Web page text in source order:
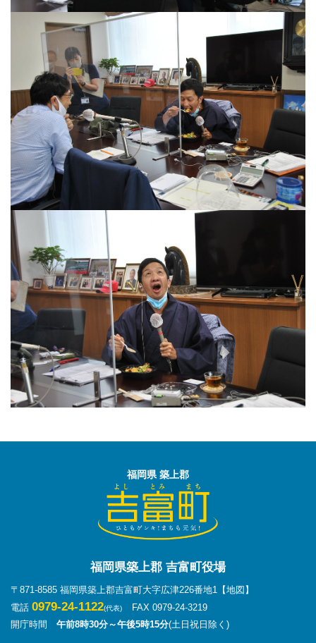
福岡県 築上郡
福岡県築上郡 吉富町役場
〒871-8585 福岡県築上郡吉富町大字広津226番地1
【地図】
電話 0979-24-1122(代表)
FAX 0979-24-3219
開庁時間 午前8時30分～午後5時15分(土日祝日除く)